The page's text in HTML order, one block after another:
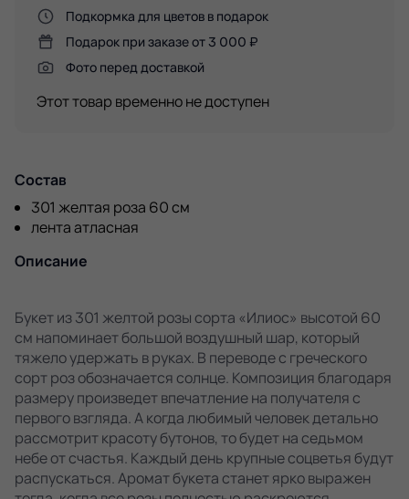
Подкормка для цветов в подарок
Подарок при заказе от 3 000 ₽
Фото перед доставкой
Этот товар временно не доступен
Состав
301 желтая роза 60 см
лента атласная
Описание
Букет из 301 желтой розы сорта «Илиос» высотой 60
см напоминает большой воздушный шар, который
тяжело удержать в руках. В переводе с греческого
сорт роз обозначается солнце. Композиция благодаря
размеру произведет впечатление на получателя с
первого взгляда. А когда любимый человек детально
рассмотрит красоту бутонов, то будет на седьмом
небе от счастья. Каждый день крупные соцветья будут
распускаться. Аромат букета станет ярко выражен